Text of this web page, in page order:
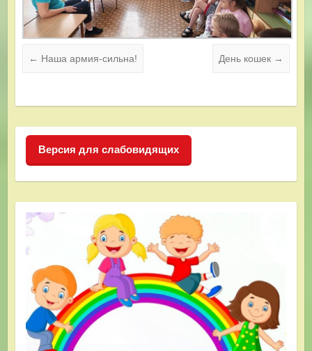
← Наша армия-сильна! День кошек →
Версия для слабовидящих